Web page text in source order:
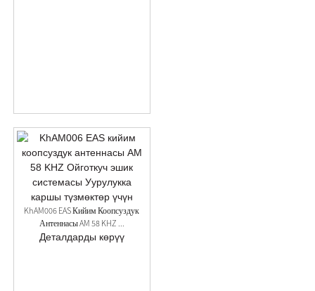
KhAM006 EAS Кийим Коопсуздук
Антеннасы AM 58 KHZ ...
Деталдарды көрүү